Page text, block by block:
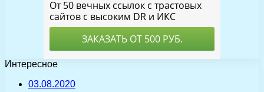
Интересное
03.08.2020